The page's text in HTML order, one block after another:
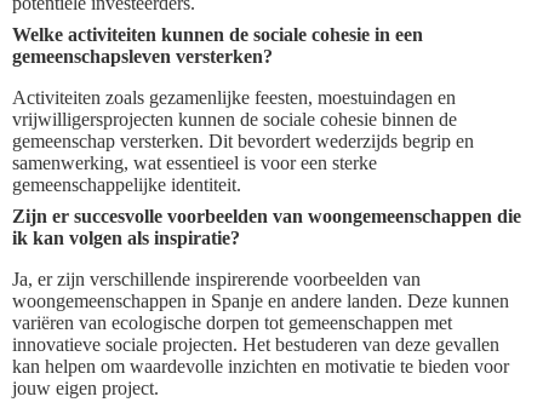
Welke activiteiten kunnen de sociale cohesie in een
gemeenschapsleven versterken?
Activiteiten zoals gezamenlijke feesten, moestuindagen en
vrijwilligersprojecten kunnen de sociale cohesie binnen de
gemeenschap versterken. Dit bevordert wederzijds begrip en
samenwerking, wat essentieel is voor een sterke
gemeenschappelijke identiteit.
Zijn er succesvolle voorbeelden van woongemeenschappen die
ik kan volgen als inspiratie?
Ja, er zijn verschillende inspirerende voorbeelden van
woongemeenschappen in Spanje en andere landen. Deze kunnen
variëren van ecologische dorpen tot gemeenschappen met
innovatieve sociale projecten. Het bestuderen van deze gevallen
kan helpen om waardevolle inzichten en motivatie te bieden voor
jouw eigen project.